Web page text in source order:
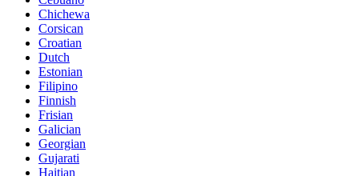
Chichewa
Corsican
Croatian
Dutch
Estonian
Filipino
Finnish
Frisian
Galician
Georgian
Gujarati
Haitian